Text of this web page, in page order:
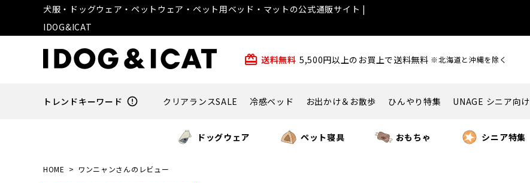
犬服・ドッグウェア・ペットウェア・ペット用ベッド・マットの公式通販サイト |
IDOG&ICAT
card_giftcard 送料無料 5,500円以上のお買上で送料無料 ※北海道と沖縄を除く
トレンドキーワード error_outline クリアランスSALE 冷感ベッド お出かけ＆お散歩 ひんやり特集 UNAGE シニア向け
ドッグウェア ペット寝具 おもちゃ シニア特集
HOME ワンニャンさんのレビュー